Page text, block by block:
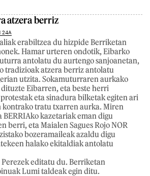
atzera berriz
24A
erabiltzea du hizpide Berriketan
Hamar urteren ondotik, Eibarko
antolatu du aurtengo sanjoanetan,
tradizioak atzera berriz antolatu
utzita. Sokamuturraren aurkako
Eibarren, eta beste herri
eta sinadura bilketak egiten ari
kontrako tratu txarren aurka. Miren
BERRIAko kazetariak eman digu
berri, eta Maialen Sagues Rojo NOR
bozeramaileak azaldu digu
halako ekitaldiak antolatu
editatu du. Berriketan
Lumi taldeak egin ditu.